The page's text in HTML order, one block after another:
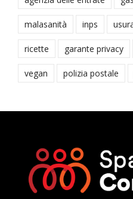
malasanità inps
ricette garante privacy
vegan polizia postale